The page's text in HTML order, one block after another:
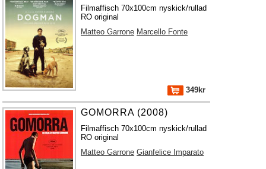
Filmaffisch 70x100cm nyskick/rullad
RO original
Matteo Garrone Marcello Fonte
349kr
GOMORRA (2008)
Filmaffisch 70x100cm nyskick/rullad
RO original
Matteo Garrone Gianfelice Imparato